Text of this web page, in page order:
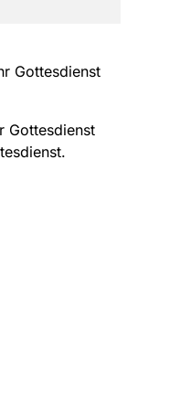
Gottesdienst
Gottesdienst